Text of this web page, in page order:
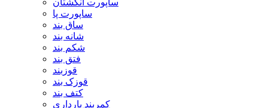
ساپورت انگشتان
ساپورت پا
ساق بند
شانه بند
شکم بند
فتق بند
قوزبند
قوزک بند
کتف بند
کمربند بارداری